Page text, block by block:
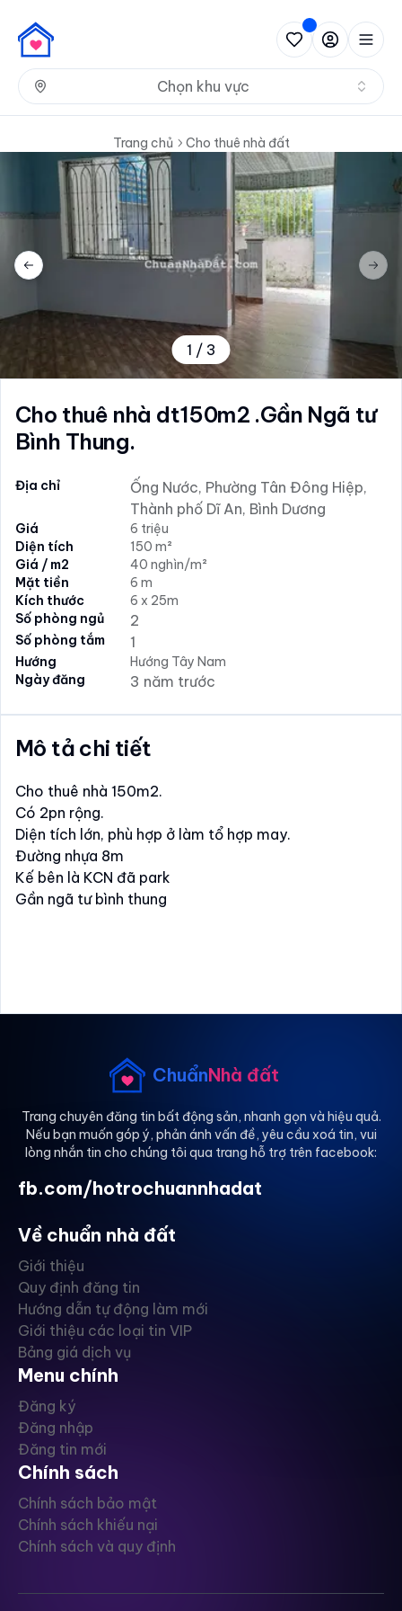
Chọn khu vực
Trang chủ Cho thuê nhà đất
Previous slide
1 / 3
Cho thuê nhà dt150m2 .Gần Ngã tư
Bình Thung.
Địa chỉ
Ống Nước, Phường Tân Đông Hiệp,
Thành phố Dĩ An, Bình Dương
Giá
6 triệu
Diện tích
150 m²
Giá / m2
40 nghìn/m²
Mặt tiền
6 m
Kích thước
6 x 25m
Số phòng ngủ
2
Số phòng tắm 1
Hướng
Hướng Tây Nam
Ngày đăng
3 năm trước
Mô tả chi tiết
Cho thuê nhà 150m2.
Có 2pn rộng.
Diện tích lớn, phù hợp ở làm tổ hợp may.
Đường nhựa 8m
Kế bên là KCN đã park
Gần ngã tư bình thung
ChuẩnNhà đất
Trang chuyên đăng tin bất động sản, nhanh gọn và hiệu quả.
Nếu bạn muốn góp ý, phản ánh vấn đề, yêu cầu xoá tin, vui
lòng nhắn tin cho chúng tôi qua trang hỗ trợ trên facebook:
fb.com/hotrochuannhadat
Về chuẩn nhà đất
Giới thiệu
Quy định đăng tin
Hướng dẫn tự động làm mới
Giới thiệu các loại tin VIP
Bảng giá dịch vụ
Menu chính
Đăng ký
Đăng nhập
Đăng tin mới
Chính sách
Chính sách bảo mật
Chính sách khiếu nại
Chính sách và quy định